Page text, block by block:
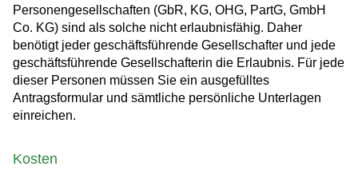
Personengesellschaften (GbR, KG, OHG, PartG, GmbH
Co. KG) sind als solche nicht erlaubnisfähig. Daher
benötigt jeder geschäftsführende Gesellschafter und jede
geschäftsführende Gesellschafterin die Erlaubnis. Für jede
dieser Personen müssen Sie ein ausgefülltes
Antragsformular und sämtliche persönliche Unterlagen
einreichen.
Kosten